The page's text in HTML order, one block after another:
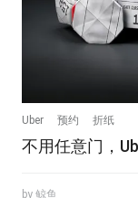
Uber 预约 折纸
不用任意门，
by 鲸鱼